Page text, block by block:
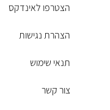
הצטרפו לאינדקס
הצהרת נגישות
תנאי שימוש
צור קשר